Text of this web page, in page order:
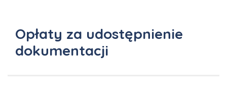
Opłaty za udostępnienie
dokumentacji